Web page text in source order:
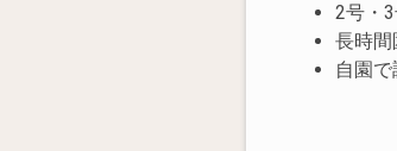
2号・
長時間
自園